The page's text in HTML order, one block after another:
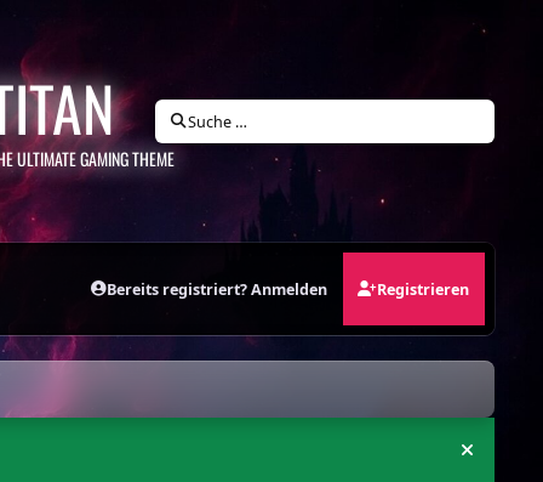
ULTIMATE GAMING THEME
Suche …
Bereits registriert? Anmelden Registrieren